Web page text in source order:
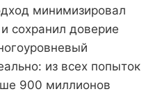
минимизировал
сохранил доверие
из всех попыток
900 миллионов